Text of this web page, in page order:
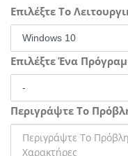
Επιλέξτε Το
Επιλέξτε Ένα
Περιγράψτε Το